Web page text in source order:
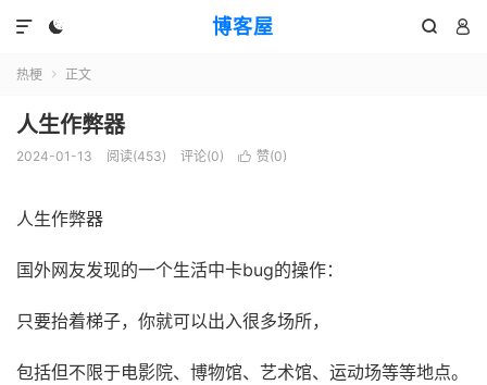
博客屋
  

热梗  正文
人生作弊器
2024-01-13 阅读(453) 评论(0)  赞(0)
人生作弊器
国外网友发现的一个生活中卡bug的操作：
只要抬着梯子，你就可以出入很多场所，
包括但不限于电影院、博物馆、艺术馆、运动场等等地点。